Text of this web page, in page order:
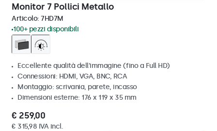
Monitor 7 Pollici Metallo
Articolo: 7HD7M
100+ pezzi disponibili
Eccellente qualità dell'immagine (fino a Full HD)
Connessioni: HDMI, VGA, BNC, RCA
Montaggio: scrivania, parete, incasso
Dimensioni esterne: 176 x 119 x 35 mm
€ 259,00
€ 315,98 IVA incl.